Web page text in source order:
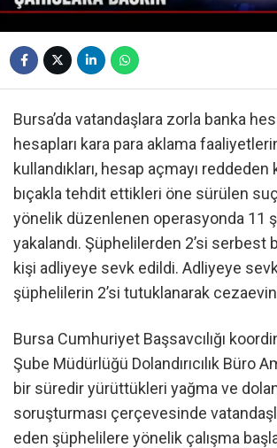
Bursa’da vatandaşlara zorla banka
hesapları kara para aklama
kullandıkları, hesap açmayı
bıçakla tehdit ettikleri öne sürülen
yönelik düzenlenen operasyonda 11
yakalandı. Şüphelilerden 2’si serbest
kişi adliyeye sevk edildi. Adliyeye
şüphelilerin 2’si tutuklanarak
Bursa Cumhuriyet Başsavcılığı
Şube Müdürlüğü Dolandırıcılık Büro
bir süredir yürüttükleri yağma ve
soruşturması çerçevesinde
eden şüphelilere yönelik çalışma